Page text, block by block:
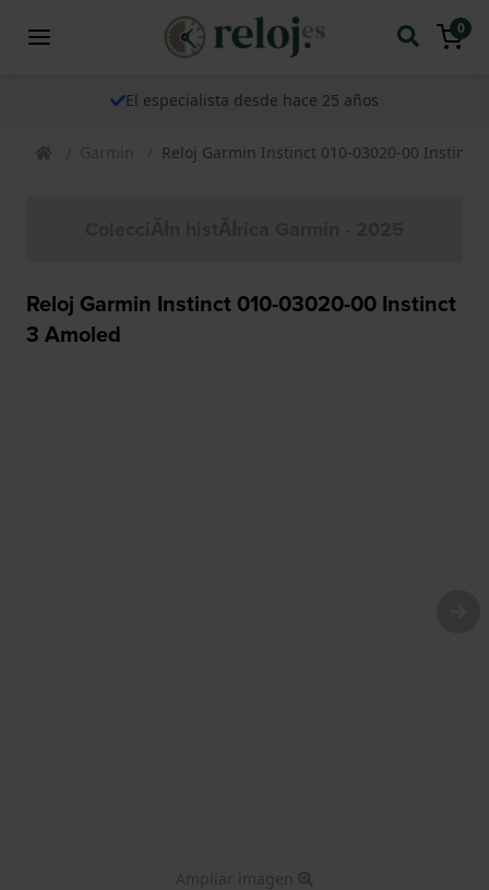
0
El especialista desde hace 25 años
Garmin Reloj Garmin Instinct 010-03020-00 Instinct
Reloj Garmin Instinct 010-03020-00 Instinct
3 Amoled
Ampliar imagen